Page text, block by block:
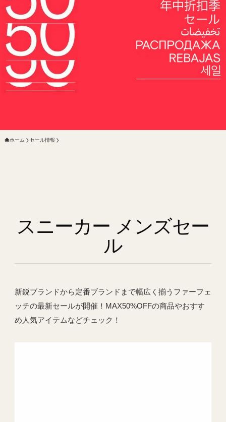
ホーム セール情報
スニーカー メンズセー
ル
新鋭ブランドから定番ブランドまで幅広く揃うファーフェ
ッチの最新セールが開催！MAX50%OFFの商品やおすす
め人気アイテムなどチェック！